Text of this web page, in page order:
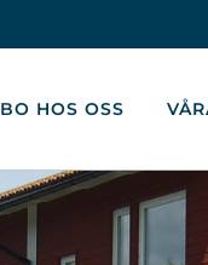
BO HOS OSS